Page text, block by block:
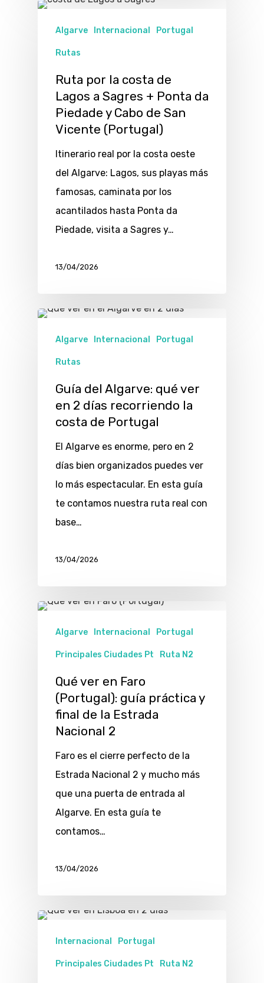
Algarve Internacional Portugal
Rutas
Ruta por la costa de
Lagos a Sagres + Ponta da
Piedade y Cabo de San
Vicente (Portugal)
Itinerario real por la costa oeste
del Algarve: Lagos, sus playas más
famosas, caminata por los
acantilados hasta Ponta da
Piedade, visita a Sagres y…
13/04/2026
Algarve Internacional Portugal
Rutas
Guía del Algarve: qué ver
en 2 días recorriendo la
costa de Portugal
El Algarve es enorme, pero en 2
días bien organizados puedes ver
lo más espectacular. En esta guía
te contamos nuestra ruta real con
base…
13/04/2026
Algarve Internacional Portugal
Principales Ciudades Pt Ruta N2
Qué ver en Faro
(Portugal): guía práctica y
final de la Estrada
Nacional 2
Faro es el cierre perfecto de la
Estrada Nacional 2 y mucho más
que una puerta de entrada al
Algarve. En esta guía te
contamos…
13/04/2026
Internacional Portugal
Principales Ciudades Pt Ruta N2